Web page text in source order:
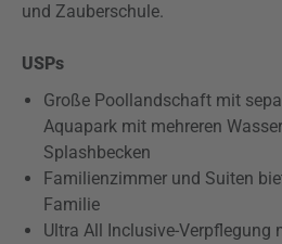
und Zauberschule.
USPs
Große Poollandschaft mit
Aquapark mit mehreren
Splashbecken
Familienzimmer und Suiten
Familie
Ultra All Inclusive-Verpflegung